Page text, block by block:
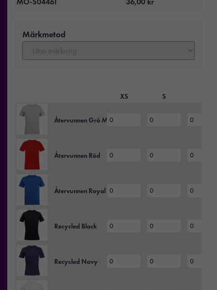
Märkmetod
XS S
Återvunnen Grå Melange
Återvunnen Röd
Återvunnen Royal Blue
Recycled Black
Recycled Navy